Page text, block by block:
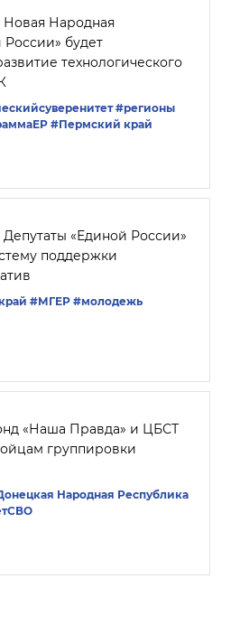
Новая Народная
будет
технологического
#регионы
#Пермский край
«Единой России»
поддержки
#‎МГЕР‬ #молодежь
«Наша Правда» и ЦБСТ
группировки
Народная Республика